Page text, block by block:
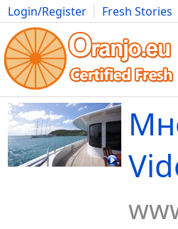
Login/Register Fresh Stories
Movies Anime Music Art